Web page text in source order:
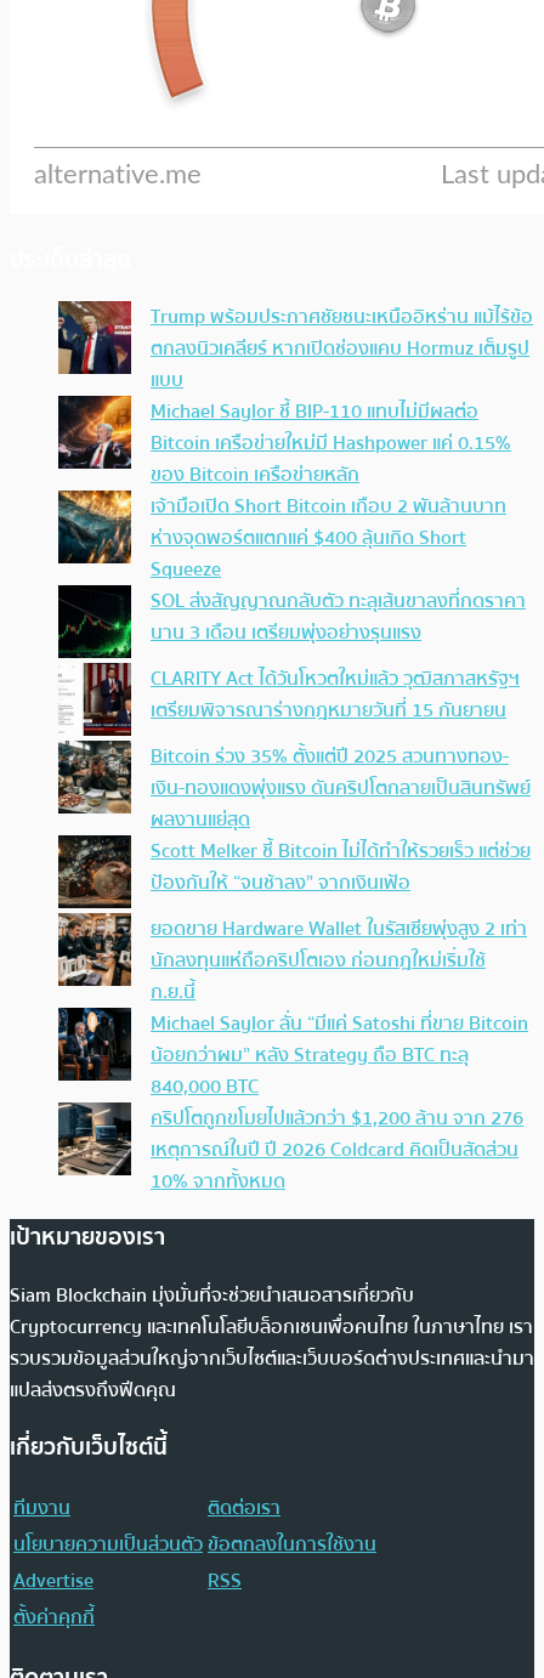
Trump พร้อมประกาศชัยชนะเหนืออิหร่าน แม้ไร้ข้อ
ตกลงนิวเคลียร์ หากเปิดช่องแคบ Hormuz เต็มรูป
แบบ
Michael Saylor ชี้ BIP-110 แทบไม่มีผลต่อ
Bitcoin เครือข่ายใหม่มี Hashpower แค่ 0.15%
ของ Bitcoin เครือข่ายหลัก
เจ้ามือเปิด Short Bitcoin เกือบ 2 พันล้านบาท
ห่างจุดพอร์ตแตกแค่ $400 ลุ้นเกิด Short
Squeeze
SOL ส่งสัญญาณกลับตัว ทะลุเส้นขาลงที่กดราคา
นาน 3 เดือน เตรียมพุ่งอย่างรุนแรง
CLARITY Act ได้วันโหวตใหม่แล้ว วุฒิสภาสหรัฐฯ
เตรียมพิจารณาร่างกฎหมายวันที่ 15 กันยายน
Bitcoin ร่วง 35% ตั้งแต่ปี 2025 สวนทางทอง-
เงิน-ทองแดงพุ่งแรง ดันคริปโตกลายเป็นสินทรัพย์
ผลงานแย่สุด
Scott Melker ชี้ Bitcoin ไม่ได้ทำให้รวยเร็ว แต่ช่วย
ป้องกันให้ “จนช้าลง” จากเงินเฟ้อ
ยอดขาย Hardware Wallet ในรัสเซียพุ่งสูง 2 เท่า
นักลงทุนแห่ถือคริปโตเอง ก่อนกฎใหม่เริ่มใช้
ก.ย.นี้
Michael Saylor ลั่น “มีแค่ Satoshi ที่ขาย Bitcoin
น้อยกว่าผม” หลัง Strategy ถือ BTC ทะลุ
840,000 BTC
คริปโตถูกขโมยไปแล้วกว่า $1,200 ล้าน จาก 276
เหตุการณ์ในปี ปี 2026 Coldcard คิดเป็นสัดส่วน
10% จากทั้งหมด
เป้าหมายของเรา
Siam Blockchain มุ่งมั่นที่จะช่วยนำเสนอสารเกี่ยวกับ
Cryptocurrency และเทคโนโลยีบล็อกเชนเพื่อคนไทย ในภาษาไทย เรา
รวบรวมข้อมูลส่วนใหญ่จากเว็บไซต์และเว็บบอร์ดต่างประเทศและนำมา
แปลส่งตรงถึงฟีดคุณ
เกี่ยวกับเว็บไซต์นี้
ทีมงาน
ติดต่อเรา
นโยบายความเป็นส่วนตัวข้อตกลงในการใช้งาน
Advertise
RSS
ตั้งค่าคุกกี้